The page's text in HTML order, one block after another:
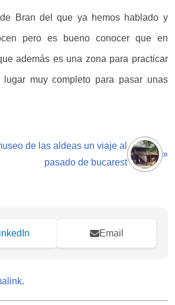
Bran del que ya hemos hablado y
pero es bueno conocer que en
además es una zona para practicar
muy completo para pasar unas
de las aldeas un viaje al
pasado de bucarest
»
Email
.